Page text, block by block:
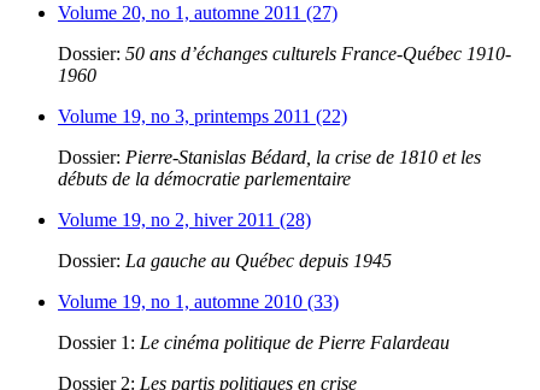
Volume 20, no 1, automne 2011 (27)
Dossier: 50 ans d’échanges culturels France-Québec 1910-
1960
Volume 19, no 3, printemps 2011 (22)
Dossier: Pierre-Stanislas Bédard, la crise de 1810 et les
débuts de la démocratie parlementaire
Volume 19, no 2, hiver 2011 (28)
Dossier: La gauche au Québec depuis 1945
Volume 19, no 1, automne 2010 (33)
Dossier 1: Le cinéma politique de Pierre Falardeau
Dossier 2: Les partis politiques en crise